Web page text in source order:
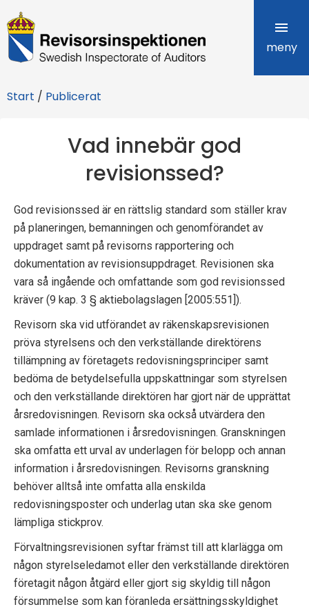
R
e
i
s
n
s
p
e
k
o
n
e
n
meny
Start / Publicerat
Vad innebär god
revisionssed?
God revisionssed är en rättslig standard som ställer krav
på planeringen, bemanningen och genomförandet av
uppdraget samt på revisorns rapportering och
dokumentation av revisionsuppdraget. Revisionen ska
vara så ingående och omfattande som god revisionssed
kräver (9 kap. 3 § aktiebolagslagen [2005:551]).
Revisorn ska vid utförandet av räkenskapsrevisionen
pröva styrelsens och den verkställande direktörens
tillämpning av företagets redovisningsprinciper samt
bedöma de betydelsefulla uppskattningar som styrelsen
och den verkställande direktören har gjort när de upprättat
årsredovisningen. Revisorn ska också utvärdera den
samlade informationen i årsredovisningen. Granskningen
ska omfatta ett urval av underlagen för belopp och annan
information i årsredovisningen. Revisorns granskning
behöver alltså inte omfatta alla enskilda
redovisningsposter och underlag utan ska ske genom
lämpliga stickprov.
Förvaltningsrevisionen syftar främst till att klarlägga om
någon styrelseledamot eller den verkställande direktören
företagit någon åtgärd eller gjort sig skyldig till någon
försummelse som kan föranleda ersättningsskyldighet